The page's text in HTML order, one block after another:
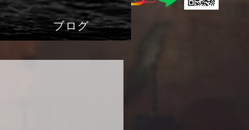
ブログ